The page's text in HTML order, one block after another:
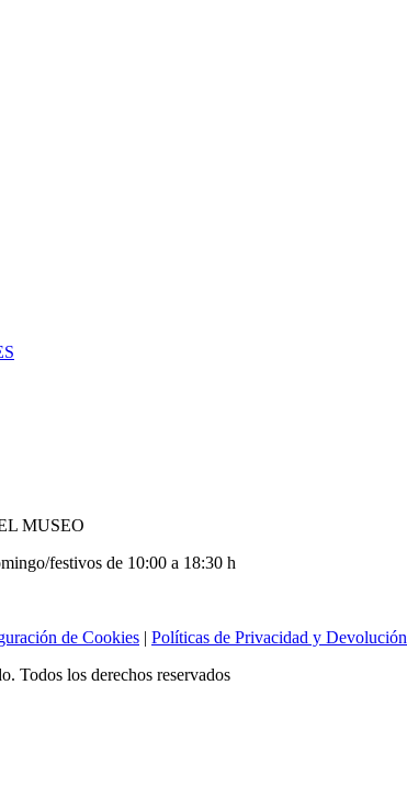
MUSEO
festivos de 10:00 a 18:30 h
de Cookies | Políticas de Privacidad y Devolución
Todos los derechos reservados